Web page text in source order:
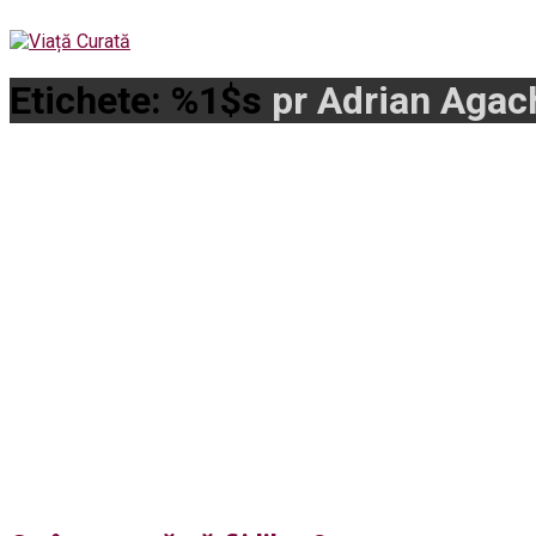
Etichete: %1$s pr Adrian